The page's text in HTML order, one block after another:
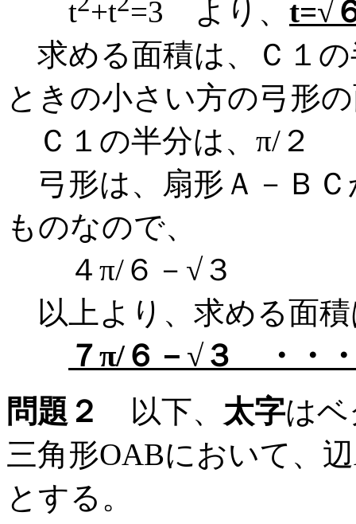
t +t =3 より、 t=√
求める面積は、Ｃ１
ときの小さい方の弓形
Ｃ１の半分は、π/２
弓形は、扇形Ａ－ＢＣ
ものなので、
４π/６－√３
以上より、求める面積
７π/６－√３ ・・
問題２
以下、 太字は
三角形OABにおいて、
とする。